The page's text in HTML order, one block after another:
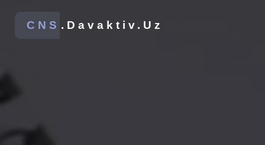
CNS .Davaktiv.Uz